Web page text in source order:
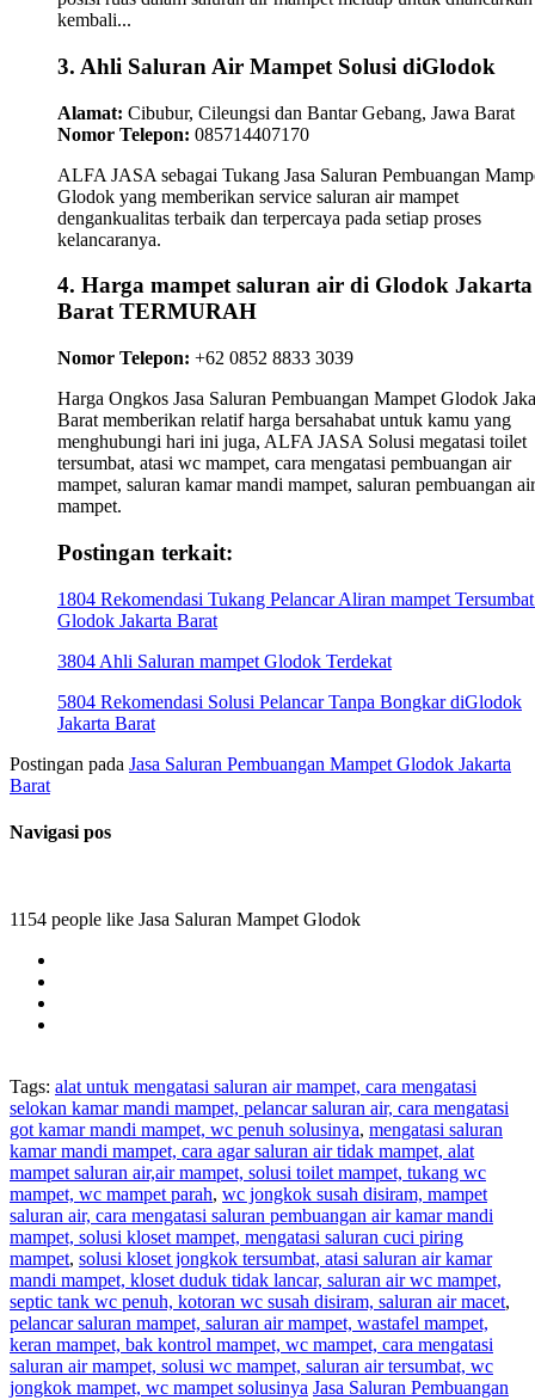
kembali...
3. Ahli Saluran Air Mampet Solusi diGlodok
Alamat: Cibubur, Cileungsi dan Bantar Gebang, Jawa Barat
Nomor Telepon: 085714407170
ALFA JASA sebagai Tukang Jasa Saluran Pembuangan
Glodok yang memberikan service saluran air mampet
dengankualitas terbaik dan terpercaya pada setiap proses
kelancaranya.
4. Harga mampet saluran air di Glodok Jakarta
Barat TERMURAH
Nomor Telepon: +62 0852 8833 3039
Harga Ongkos Jasa Saluran Pembuangan Mampet Glodok
Barat memberikan relatif harga bersahabat untuk kamu yang
menghubungi hari ini juga, ALFA JASA Solusi megatasi toilet
tersumbat, atasi wc mampet, cara mengatasi pembuangan air
mampet, saluran kamar mandi mampet, saluran pembuangan air
mampet.
Postingan terkait:
1804 Rekomendasi Tukang Pelancar Aliran mampet
Glodok Jakarta Barat
3804 Ahli Saluran mampet Glodok Terdekat
5804 Rekomendasi Solusi Pelancar Tanpa Bongkar diGlodok
Jakarta Barat
Postingan pada Jasa Saluran Pembuangan Mampet Glodok Jakarta
Barat
Navigasi pos
1154 people like Jasa Saluran Mampet Glodok
Tags: alat untuk mengatasi saluran air mampet, cara mengatasi
selokan kamar mandi mampet, pelancar saluran air, cara mengatasi
got kamar mandi mampet, wc penuh solusinya, mengatasi saluran
kamar mandi mampet, cara agar saluran air tidak mampet, alat
mampet saluran air,air mampet, solusi toilet mampet, tukang wc
mampet, wc mampet parah, wc jongkok susah disiram, mampet
saluran air, cara mengatasi saluran pembuangan air kamar mandi
mampet, solusi kloset mampet, mengatasi saluran cuci piring
mampet, solusi kloset jongkok tersumbat, atasi saluran air kamar
mandi mampet, kloset duduk tidak lancar, saluran air wc mampet,
septic tank wc penuh, kotoran wc susah disiram, saluran air macet,
pelancar saluran mampet, saluran air mampet, wastafel mampet,
keran mampet, bak kontrol mampet, wc mampet, cara mengatasi
saluran air mampet, solusi wc mampet, saluran air tersumbat, wc
jongkok mampet, wc mampet solusinya Jasa Saluran Pembuangan